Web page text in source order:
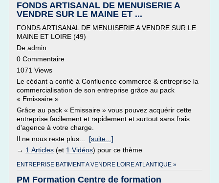
FONDS ARTISANAL DE MENUISERIE A
VENDRE SUR LE MAINE ET ...
FONDS ARTISANAL DE MENUISERIE A VENDRE SUR LE
MAINE ET LOIRE (49)
De admin
0 Commentaire
1071 Views
Le cédant a confié à Confluence commerce & entreprise la
commercialisation de son entreprise grâce au pack
« Emissaire ».
Grâce au pack « Emissaire » vous pouvez acquérir cette
entreprise facilement et rapidement et surtout sans frais
d'agence à votre charge.
Il ne nous reste plus... [suite...]
→ 1 Articles (et 1 Vidéos) pour ce thème
ENTREPRISE BATIMENT A VENDRE LOIRE ATLANTIQUE »
PM Formation Centre de formation